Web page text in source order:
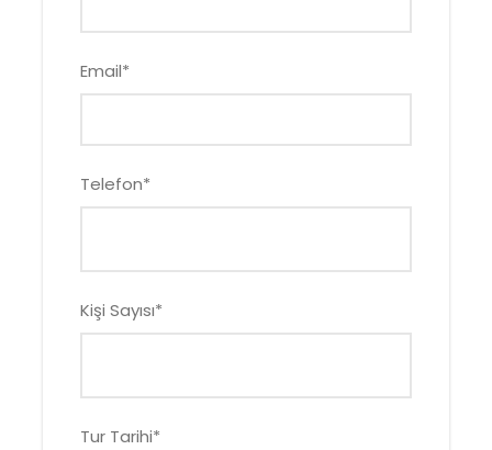
Email*
Telefon*
Kişi Sayısı*
Tur Tarihi*